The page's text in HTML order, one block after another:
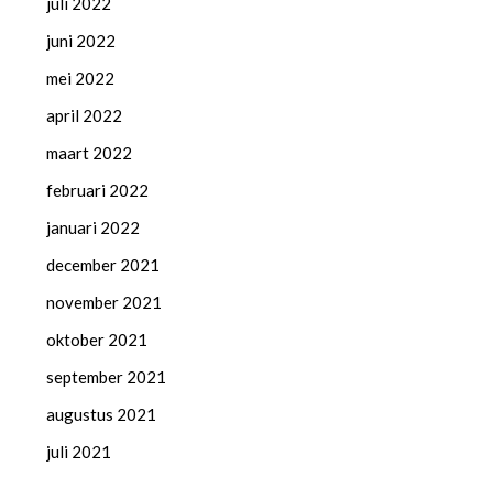
juni 2022
mei 2022
april 2022
maart 2022
februari 2022
januari 2022
december 2021
november 2021
oktober 2021
september 2021
augustus 2021
juli 2021